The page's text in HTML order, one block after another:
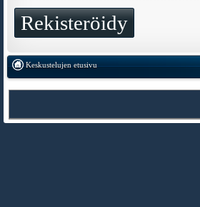
Rekisteröidy
Keskustelujen etusivu